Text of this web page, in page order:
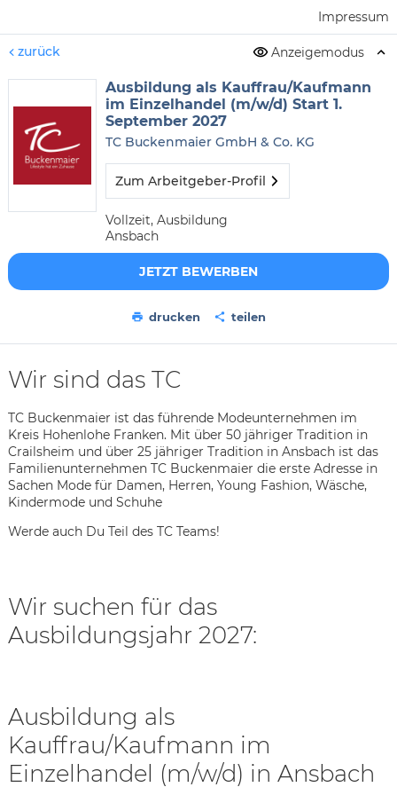
Impressum
zurück Anzeigemodus
Ausbildung als Kauffrau/Kaufmann
im Einzelhandel (m/w/d) Start 1.
September 2027
TC Buckenmaier GmbH & Co. KG
Zum Arbeitgeber-Profil
Vollzeit, Ausbildung
Ansbach
JETZT BEWERBEN
drucken teilen
Wir sind das TC
TC Buckenmaier ist das führende Modeunternehmen im
Kreis Hohenlohe Franken. Mit über 50 jähriger Tradition in
Crailsheim und über 25 jähriger Tradition in Ansbach ist das
Familienunternehmen TC Buckenmaier die erste Adresse in
Sachen Mode für Damen, Herren, Young Fashion, Wäsche,
Kindermode und Schuhe
Werde auch Du Teil des TC Teams!
Wir suchen für das
Ausbildungsjahr 2027:
Ausbildung als
Kauffrau/Kaufmann im
Einzelhandel (m/w/d) in Ansbach
Karte anzeigen